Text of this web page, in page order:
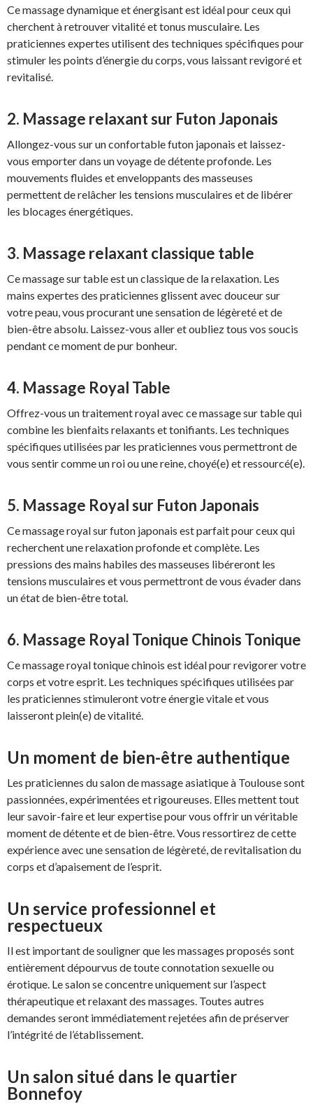
Ce massage dynamique et énergisant est idéal pour ceux qui
cherchent à retrouver vitalité et tonus musculaire. Les
praticiennes expertes utilisent des techniques spécifiques pour
stimuler les points d’énergie du corps, vous laissant revigoré et
revitalisé.
2. Massage relaxant sur Futon Japonais
Allongez-vous sur un confortable futon japonais et laissez-
vous emporter dans un voyage de détente profonde. Les
mouvements fluides et enveloppants des masseuses
permettent de relâcher les tensions musculaires et de libérer
les blocages énergétiques.
3. Massage relaxant classique table
Ce massage sur table est un classique de la relaxation. Les
mains expertes des praticiennes glissent avec douceur sur
votre peau, vous procurant une sensation de légèreté et de
bien-être absolu. Laissez-vous aller et oubliez tous vos soucis
pendant ce moment de pur bonheur.
4. Massage Royal Table
Offrez-vous un traitement royal avec ce massage sur table qui
combine les bienfaits relaxants et tonifiants. Les techniques
spécifiques utilisées par les praticiennes vous permettront de
vous sentir comme un roi ou une reine, choyé(e) et ressourcé(e).
5. Massage Royal sur Futon Japonais
Ce massage royal sur futon japonais est parfait pour ceux qui
recherchent une relaxation profonde et complète. Les
pressions des mains habiles des masseuses libéreront les
tensions musculaires et vous permettront de vous évader dans
un état de bien-être total.
6. Massage Royal Tonique Chinois Tonique
Ce massage royal tonique chinois est idéal pour revigorer votre
corps et votre esprit. Les techniques spécifiques utilisées par
les praticiennes stimuleront votre énergie vitale et vous
laisseront plein(e) de vitalité.
Un moment de bien-être authentique
Les praticiennes du salon de massage asiatique à Toulouse sont
passionnées, expérimentées et rigoureuses. Elles mettent tout
leur savoir-faire et leur expertise pour vous offrir un véritable
moment de détente et de bien-être. Vous ressortirez de cette
expérience avec une sensation de légèreté, de revitalisation du
corps et d’apaisement de l’esprit.
Un service professionnel et
respectueux
Il est important de souligner que les massages proposés sont
entièrement dépourvus de toute connotation sexuelle ou
érotique. Le salon se concentre uniquement sur l’aspect
thérapeutique et relaxant des massages. Toutes autres
demandes seront immédiatement rejetées afin de préserver
l’intégrité de l’établissement.
Un salon situé dans le quartier
Bonnefoy